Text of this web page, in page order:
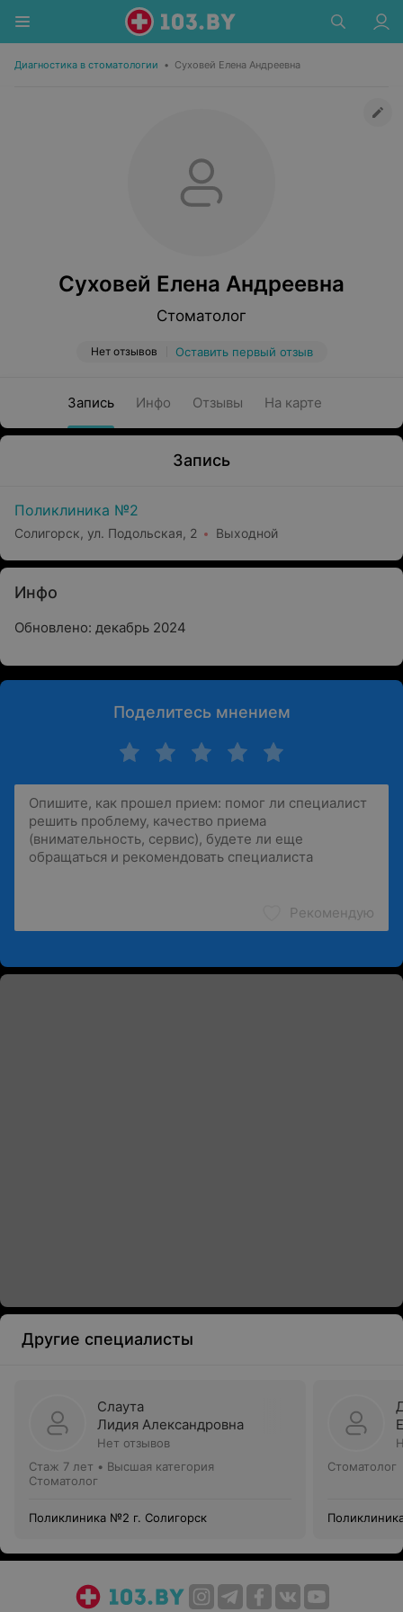
Диагностика в стоматологии • Суховей Елена Андреевна
Суховей Елена Андреевна
Стоматолог
Нет отзывов Оставить первый отзыв
Запись Инфо Отзывы На карте
Запись
Поликлиника №2
Солигорск, ул. Подольская, 2 Выходной
Инфо
Обновлено: декабрь 2024
Поделитесь мнением
Рекомендую
Другие специалисты
Слаута
Лидия Александровна
Нет отзывов
Стаж 7 лет • Высшая категория
Стоматолог
Поликлиника №2 г. Солигорск
Стоматолог